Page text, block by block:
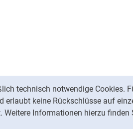
technisch notwendige Cookies.
erlaubt keine Rückschlüsse auf
Informationen hierzu finden